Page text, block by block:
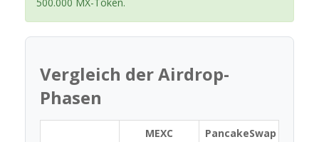
Vergleich der Airdrop-
Phasen
MEXC
PancakeSwap